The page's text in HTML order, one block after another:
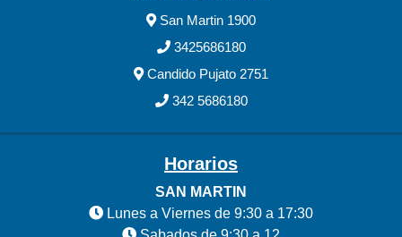
San Martin 1900
3425686180
Candido Pujato 2751
342 5686180
Horarios
SAN MARTIN
Lunes a Viernes de 9:30 a 17:30